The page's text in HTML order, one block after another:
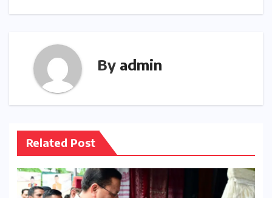
By admin
Related Post